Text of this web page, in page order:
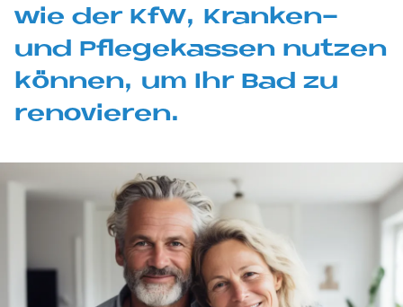
wie der KfW, Kran­ken-
und Pfle­ge­kas­sen nut­zen
kön­nen, um Ihr Bad zu
re­no­vie­ren.